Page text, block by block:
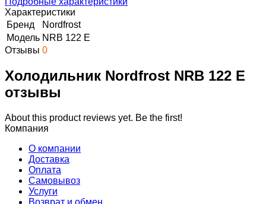
Характеристики
Бренд
Nordfrost
Модель NRB 122 E
Отзывы 0
Холодильник Nordfrost NRB 122 E
отзывы
About this product reviews yet. Be the first!
Компания
О компании
Доставка
Оплата
Самовывоз
Услуги
Возврат и обмен